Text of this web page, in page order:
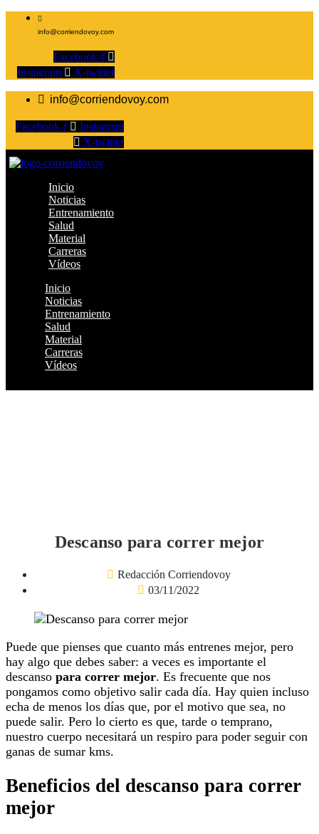
info@corriendovoy.com
Facebook-f
Instagram
X-twitter
info@corriendovoy.com
Facebook-f
Instagram
X-twitter
Inicio
Noticias
Entrenamiento
Salud
Material
Carreras
Vídeos
Inicio
Noticias
Entrenamiento
Salud
Material
Carreras
Vídeos
Descanso para correr mejor
Redacción Corriendovoy
03/11/2022
Puede que pienses que cuanto más entrenes mejor, pero
hay algo que debes saber: a veces es importante el
descanso para correr mejor. Es frecuente que nos
pongamos como objetivo salir cada día. Hay quien incluso
echa de menos los días que, por el motivo que sea, no
puede salir. Pero lo cierto es que, tarde o temprano,
nuestro cuerpo necesitará un respiro para poder seguir con
ganas de sumar kms.
Beneficios del descanso para correr
mejor